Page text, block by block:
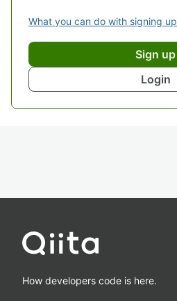
What you can do with signing up
Sign up
Login
How developers code is here.